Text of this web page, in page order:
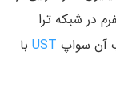
در شبکه ترا
UST با